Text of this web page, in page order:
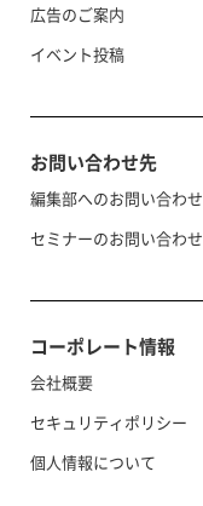
広告のご案内
イベント投稿
お問い合わせ先
編集部へのお問い合わせ
セミナーのお問い合わせ
コーポレート情報
会社概要
セキュリティポリシー
個人情報について